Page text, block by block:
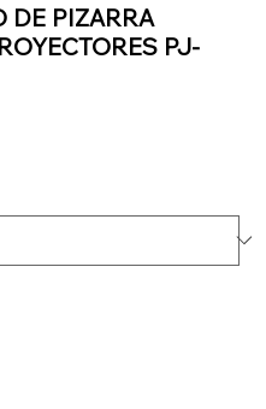
DE PIZARRA
PJ-